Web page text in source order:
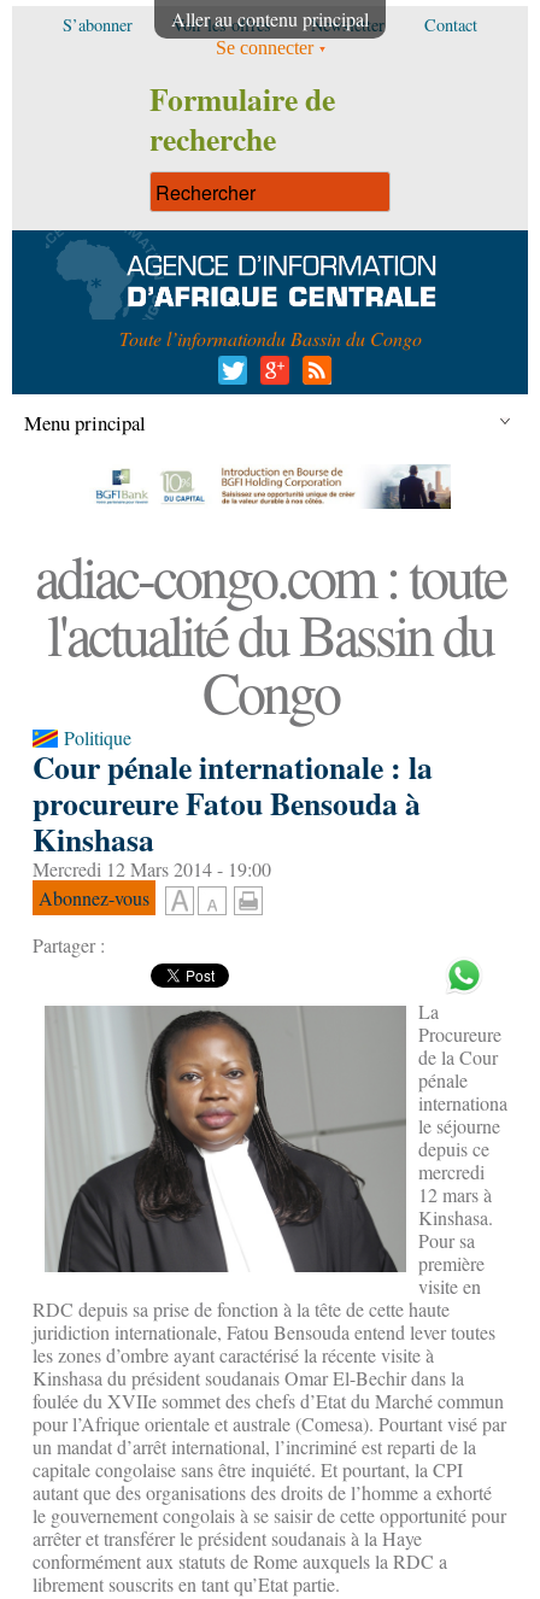
Aller au contenu principal
S’abonner Voir les offres Newsletter Contact
Se connecter
Formulaire de
recherche
Toute l’informationdu Bassin du Congo
Menu principal
adiac-congo.com : toute
l'actualité du Bassin du
Congo
Politique
Cour pénale internationale : la
procureure Fatou Bensouda à
Kinshasa
Mercredi 12 Mars 2014 - 19:00
Abonnez-vous
Partager :
La
Procureure
de la Cour
pénale
internationa
le séjourne
depuis ce
mercredi
12 mars à
Kinshasa.
Pour sa
première
visite en
RDC depuis sa prise de fonction à la tête de cette haute
juridiction internationale, Fatou Bensouda entend lever toutes
les zones d’ombre ayant caractérisé la récente visite à
Kinshasa du président soudanais Omar El-Bechir dans la
foulée du XVIIe sommet des chefs d’Etat du Marché commun
pour l’Afrique orientale et australe (Comesa). Pourtant visé par
un mandat d’arrêt international, l’incriminé est reparti de la
capitale congolaise sans être inquiété. Et pourtant, la CPI
autant que des organisations des droits de l’homme a exhorté
le gouvernement congolais à se saisir de cette opportunité pour
arrêter et transférer le président soudanais à la Haye
conformément aux statuts de Rome auxquels la RDC a
librement souscrits en tant qu’Etat partie.